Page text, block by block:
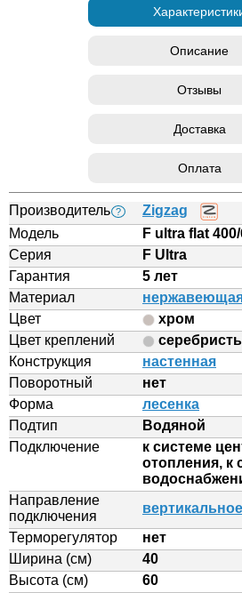
Описание
Отзывы
Доставка
Оплата
Производитель ?
Zigzag
Модель
F ultra flat
Серия
F Ultra
Гарантия
5 лет
Материал
Цвет
хром
Цвет креплений
Конструкция
настенная
Поворотный
нет
Форма
лесенка
Подтип
Водяной
Подключение
к системе
отопления, к
Направление
подключения
Терморегулятор
нет
Ширина (см)
40
Высота (см)
60